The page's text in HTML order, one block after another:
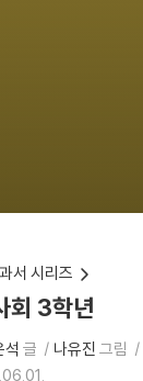
서 시리즈
회 3학년
석 글 나유진 그림